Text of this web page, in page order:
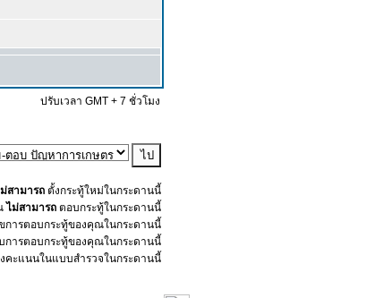
ปรับเวลา GMT + 7 ชั่วโมง
สามารถ ตั้งกระทู้ใหม่ในกระดานนี้
ไม่สามารถ ตอบกระทู้ในกระดานนี้
การตอบกระทู้ของคุณในกระดานนี้
การตอบกระทู้ของคุณในกระดานนี้
คะแนนในแบบสำรวจในกระดานนี้